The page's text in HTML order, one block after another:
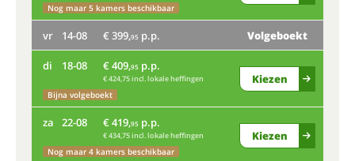
Nog maar 5 kamers beschikbaar
vr 14-08 € 399,95 p.p. Volgeboekt
di 18-08 € 409,95 p.p.
€ 424,75 incl. lokale heffingen
Bijna volgeboekt
Kiezen
za 22-08 € 419,95 p.p.
€ 434,75 incl. lokale heffingen
Nog maar 4 kamers beschikbaar
Kiezen